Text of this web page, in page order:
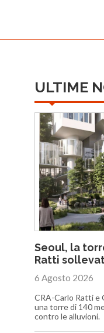
ULTIME
Seoul, la
Ratti
6 Agosto 2026
CRA-Carlo Ratti e
una torre di 140
contro le alluvioni.